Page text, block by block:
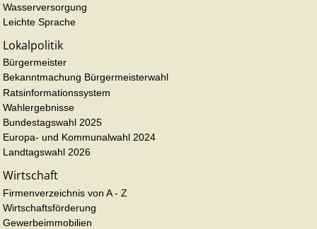
Wasserversorgung
Leichte Sprache
Lokalpolitik
Bürgermeister
Bekanntmachung Bürgermeisterwahl
Ratsinformationssystem
Wahlergebnisse
Bundestagswahl 2025
Europa- und Kommunalwahl 2024
Landtagswahl 2026
Wirtschaft
Firmenverzeichnis von A - Z
Wirtschaftsförderung
Gewerbeimmobilien